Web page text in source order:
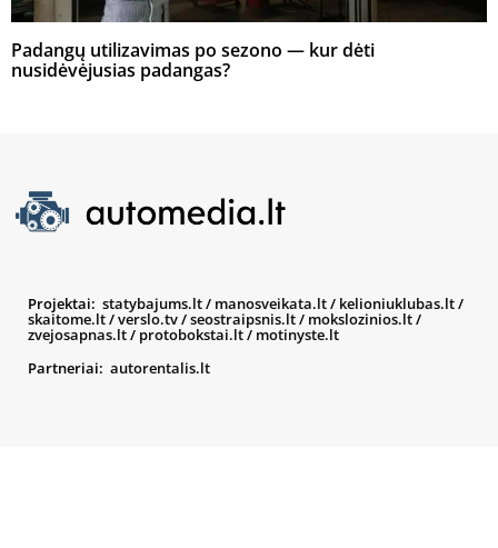
Padangų utilizavimas po sezono — kur dėti
nusidėvėjusias padangas?
Projektai: statybajums.lt/ manosveikata.lt/ kelioniuklubas.lt/
skaitome.lt/verslo.tv/seostraipsnis.lt/ mokslozinios.lt/
zvejosapnas.lt/ protobokstai.lt/ motinyste.lt
Partneriai: autorentalis.lt